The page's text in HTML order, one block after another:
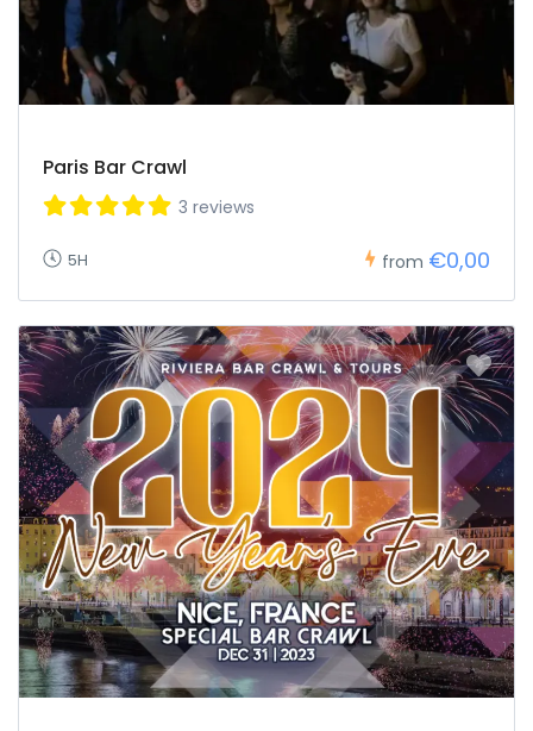
Paris Bar Crawl
3 reviews
5H from €0,00